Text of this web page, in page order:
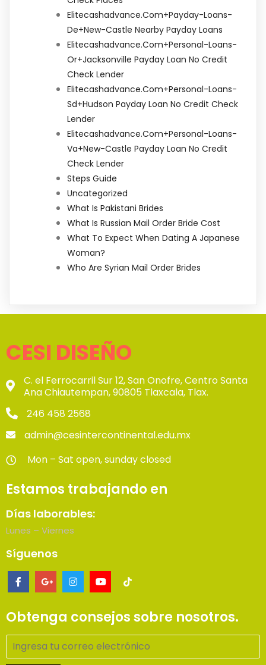
Elitecashadvance.com+payday-Loans-
De+new-Castle Nearby Payday Loans
Elitecashadvance.com+personal-Loans-
Or+jacksonville Payday Loan No Credit
Check Lender
Elitecashadvance.com+personal-Loans-
Sd+hudson Payday Loan No Credit Check
Lender
Elitecashadvance.com+personal-Loans-
Va+new-Castle Payday Loan No Credit
Check Lender
Steps Guide
Uncategorized
What Is Pakistani Brides
What Is Russian Mail Order Bride Cost
What To Expect When Dating A Japanese
Woman?
Who Are Syrian Mail Order Brides
CESI DISEÑO
C. el Ferrocarril Sur 12, San Onofre, Centro Santa
Ana Chiautempan, 90805 Tlaxcala, Tlax.
246 458 2568
admin@cesintercontinental.edu.mx
Mon – Sat open, sunday closed
Estamos trabajando en
Días laborables:
Lunes – Viernes
Síguenos
Obtenga consejos sobre nosotros.